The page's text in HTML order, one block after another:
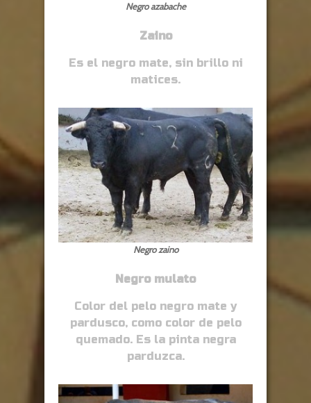
Negro azabache
Zaino
Es el negro mate, sin brillo ni
matices.
Negro zaino
Negro mulato
Color del pelo negro mate y
pardusco, como color de pelo
quemado. Es la pinta negra
parduzca.